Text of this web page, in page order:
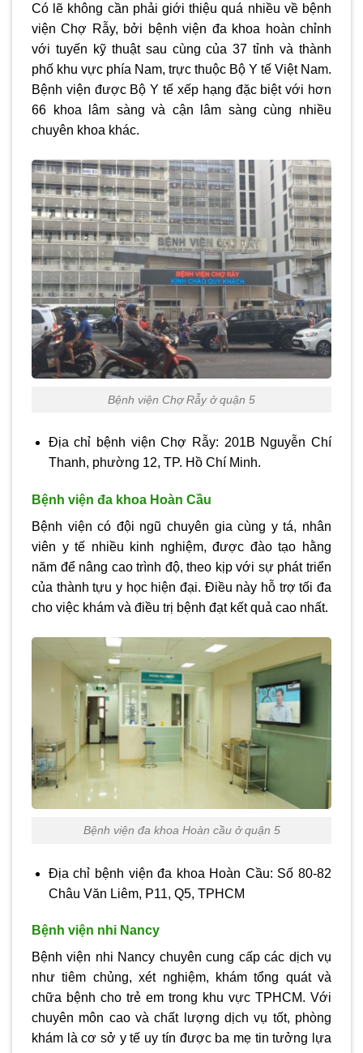
Có lẽ không cần phải giới thiệu quá nhiều về bệnh
viện Chợ Rẫy, bởi bệnh viện đa khoa hoàn chỉnh
với tuyến kỹ thuật sau cùng của 37 tỉnh và thành
phố khu vực phía Nam, trực thuộc Bộ Y tế Việt Nam.
Bệnh viện được Bộ Y tế xếp hạng đặc biệt với hơn
66 khoa lâm sàng và cận lâm sàng cùng nhiều
chuyên khoa khác.
Bệnh viện Chợ Rẫy ở quận 5
Địa chỉ bệnh viện Chợ Rẫy: 201B Nguyễn Chí
Thanh, phường 12, TP. Hồ Chí Minh.
Bệnh viện đa khoa Hoàn Cầu
Bệnh viện có đội ngũ chuyên gia cùng y tá, nhân
viên y tế nhiều kinh nghiệm, được đào tạo hằng
năm để nâng cao trình độ, theo kịp với sự phát triển
của thành tựu y học hiện đại. Điều này hỗ trợ tối đa
cho việc khám và điều trị bệnh đạt kết quả cao nhất.
Bệnh viện đa khoa Hoàn cầu ở quận 5
Địa chỉ bệnh viện đa khoa Hoàn Cầu: Số 80-82
Châu Văn Liêm, P11, Q5, TPHCM
Bệnh viện nhi Nancy
Bệnh viện nhi Nancy chuyên cung cấp các dịch vụ
như tiêm chủng, xét nghiệm, khám tổng quát và
chữa bệnh cho trẻ em trong khu vực TPHCM. Với
chuyên môn cao và chất lượng dịch vụ tốt, phòng
khám là cơ sở y tế uy tín được ba mẹ tin tưởng lựa